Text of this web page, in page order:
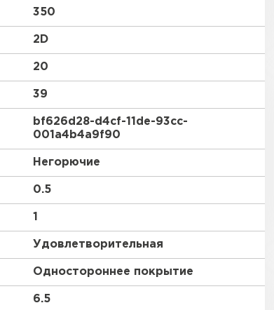
350
2D
20
39
bf626d28-d4cf-11de-93cc-
001a4b4a9f90
Негорючие
0.5
1
Удовлетворительная
Одностороннее покрытие
6.5